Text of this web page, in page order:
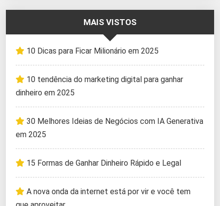
MAIS VISTOS
10 Dicas para Ficar Milionário em 2025
10 tendência do marketing digital para ganhar
dinheiro em 2025
30 Melhores Ideias de Negócios com IA Generativa
em 2025
15 Formas de Ganhar Dinheiro Rápido e Legal
A nova onda da internet está por vir e você tem